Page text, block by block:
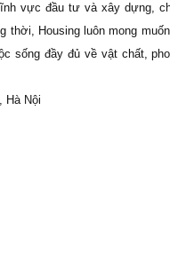
vực đầu tư và xây dựng,
Housing luôn mong
sống đầy đủ về vật chất,
Hà Nội